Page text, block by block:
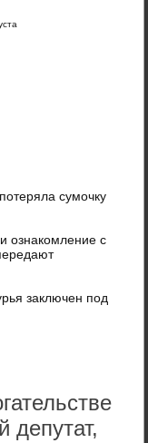
сумочку
ознакомление с
заключен под
депутат,